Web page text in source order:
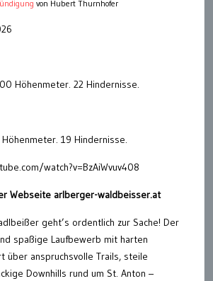
von Hubert Thurnhofer
Höhenmeter. 22 Hindernisse.
19 Hindernisse.
watch?v=BzAiWvuv408
Webseite arlberger-waldbeisser.at
geht’s ordentlich zur Sache! Der
spaßige Laufbewerb mit harten
über anspruchsvolle Trails, steile
Downhills rund um St. Anton –